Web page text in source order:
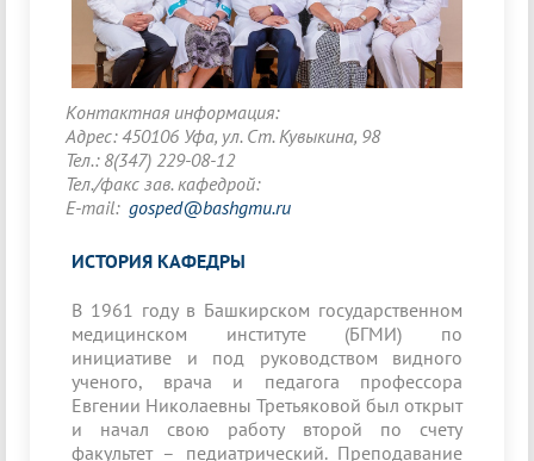
Контактная информация:
Адрес: 450106 Уфа, ул. Ст. Кувыкина, 98
Тел.: 8(347) 229-08-12
Тел./факс зав. кафедрой:
E-mail: gosped@bashgmu.ru
ИСТОРИЯ КАФЕДРЫ
В 1961 году в Башкирском государственном
медицинском институте (БГМИ) по
инициативе и под руководством видного
ученого, врача и педагога профессора
Евгении Николаевны Третьяковой был открыт
и начал свою работу второй по счету
факультет – педиатрический. Преподавание